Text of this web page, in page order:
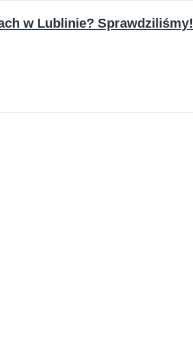
w Lublinie? Sprawdziliśmy!